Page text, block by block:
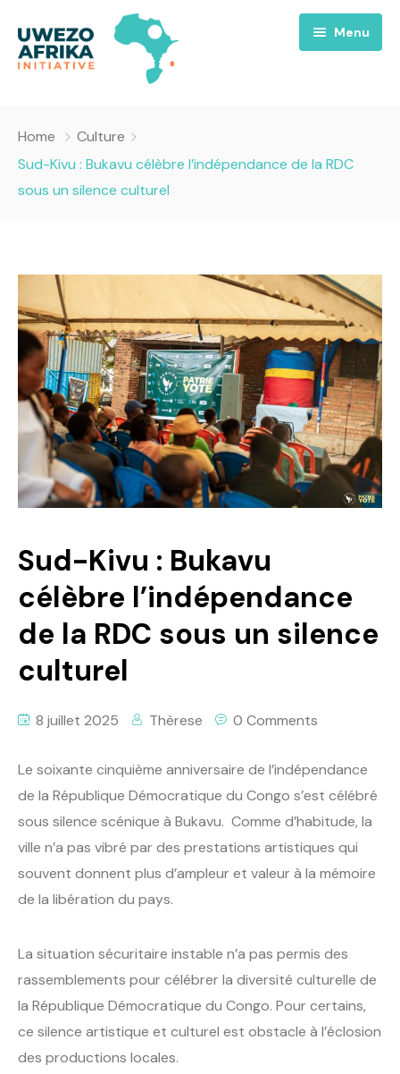
Menu
Nous
A propos
Projets
Culture
Success Story
Santé
Politique
Technologies
Entreprenariat
Magazines
Emissions
Contact
Opportunités
Home
Culture
Sud-Kivu : Bukavu célèbre l’indépendance de la RDC
sous un silence culturel
Sud-Kivu : Bukavu
célèbre l’indépendance
de la RDC sous un silence
culturel
8 juillet 2025 Thèrese 0 Comments
Le soixante cinquième anniversaire de l’indépendance
de la République Démocratique du Congo s’est célébré
sous silence scénique à Bukavu. Comme d’habitude, la
ville n’a pas vibré par des prestations artistiques qui
souvent donnent plus d’ampleur et valeur à la mémoire
de la libération du pays.
La situation sécuritaire instable n’a pas permis des
rassemblements pour célébrer la diversité culturelle de
la République Démocratique du Congo. Pour certains,
ce silence artistique et culturel est obstacle à l’éclosion
des productions locales.